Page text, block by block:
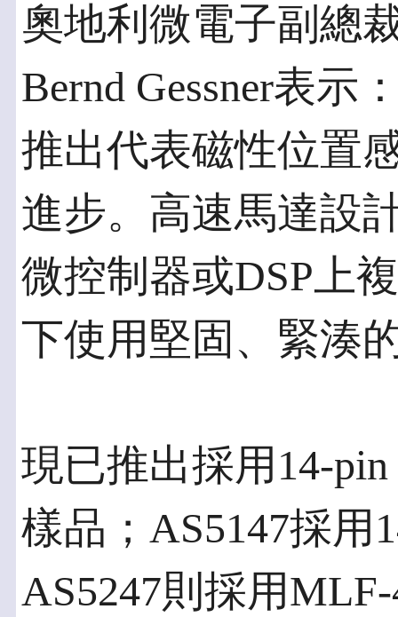
奧地利微電子副總
Bernd Gessner表示
推出代表磁性位置
進步。高速馬達設
微控制器或DSP上
下使用堅固、緊湊
現已推出採用14-pin
樣品；AS5147採用
AS5247則採用